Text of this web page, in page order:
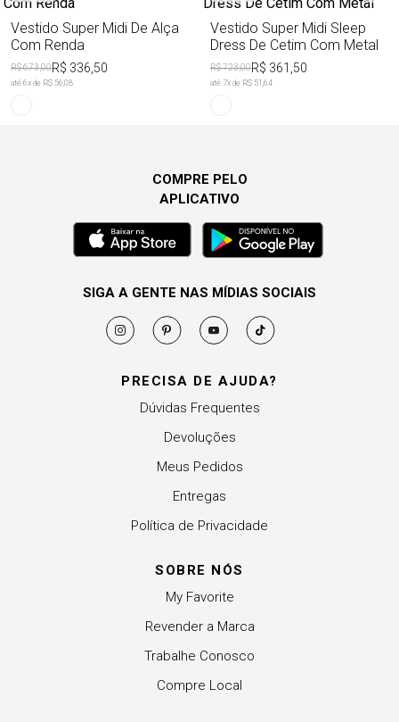
Vestido Super Midi De Alça
Com Renda
R$ 673,00R$ 336,50
até 6x de R$ 56,08
Vestido Super Midi Sleep
Dress De Cetim Com Metal
R$ 723,00R$ 361,50
até 7x de R$ 51,64
PRECISA DE AJUDA?
Dúvidas Frequentes
Devoluções
Meus Pedidos
Entregas
Política de Privacidade
SOBRE NÓS
My Favorite
Revender a Marca
Trabalhe Conosco
Compre Local
COMPRE PELO
APLICATIVO
SIGA A GENTE NAS MÍDIAS SOCIAIS